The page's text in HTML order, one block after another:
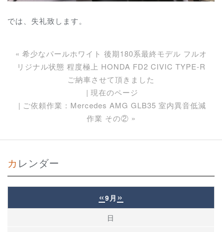
では、失礼致します。
« 希少なパールホワイト 後期180系最終モデル フルオ
リジナル状態 程度極上 HONDA FD2 CIVIC TYPE-R
ご納車させて頂きました
現在のページ
ご依頼作業：Mercedes AMG GLB35 室内異音低減
作業 その② »
カレンダー
«9月 »
日